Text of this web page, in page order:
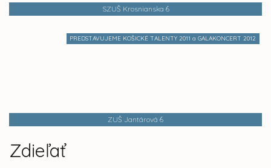
SZUŠ Krosnianska 6
PREDSTAVUJEME KOŠICKÉ TALENTY 2011 a GALAKONCERT 2012
ZUŠ Jantárová 6
Zdieľať